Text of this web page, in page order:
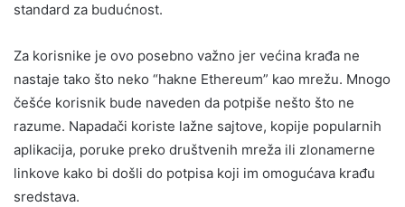
standard za budućnost.
Za korisnike je ovo posebno važno jer većina krađa ne
nastaje tako što neko “hakne Ethereum” kao mrežu. Mnogo
češće korisnik bude naveden da potpiše nešto što ne
razume. Napadači koriste lažne sajtove, kopije popularnih
aplikacija, poruke preko društvenih mreža ili zlonamerne
linkove kako bi došli do potpisa koji im omogućava krađu
sredstava.